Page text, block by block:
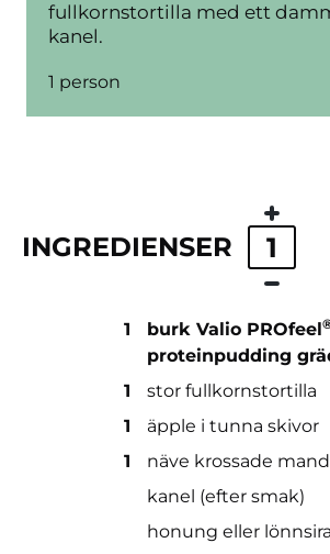
fullkornstortilla med ett
kanel.
1 person
INGREDIENSER 1
1 burk Valio PROfeel
proteinpudding
1
stor fullkornstortilla
1
äpple i tunna skivor
1
näve krossade
kanel (efter smak)
honung eller